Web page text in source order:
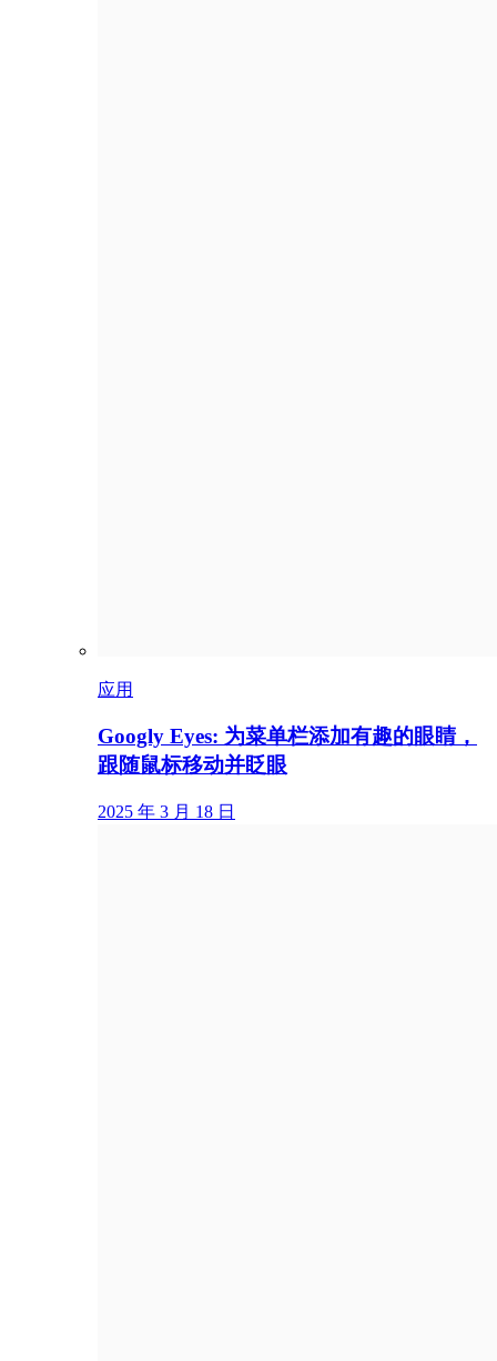
应用
Googly Eyes: 为菜单栏添加有趣的眼睛，
跟随鼠标移动并眨眼
2025 年 3 月 18 日